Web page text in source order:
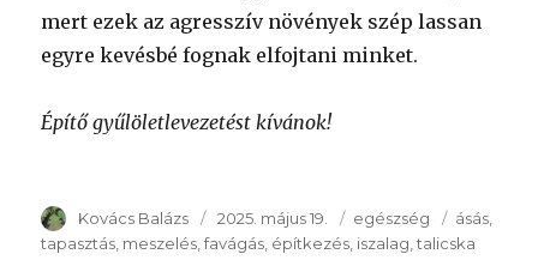
mert ezek az agresszív növények szép lassan
egyre kevésbé fognak elfojtani minket.
Építő gyűlöletlevezetést kívánok!
Szerző
Kovács Balázs Publikálva
2025. május 19. Témakör
egészség
ásás
tapasztás meszelés favágás építkezés iszalag talicska